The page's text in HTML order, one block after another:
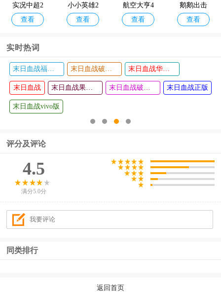
实况中超2
024最新版
查看
小小英雄2
024最新版
查看
航空大亨4
官方版
查看
鹅鹅出击
小游戏无
查看
假面骑士
时王模拟
器最新版
查看
泡泡小镇
森林朋友
查看
实时热词
末日血战福利版 末日血战破解版无限钻石无限金币版 末日血战华为版
末日血战 末日血战果盘版 末日血战破解版无限钻石2024 末日血战正版
末日血战vivo版
评分及评论
4.5
满分5.0分
同类排行
返回首页